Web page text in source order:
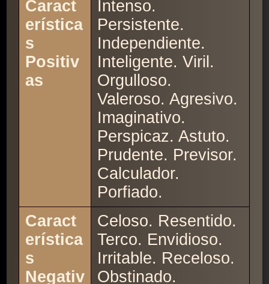
Caract
erística
s
Positiv
as
Intenso.
Persistente.
Independiente.
Inteligente. Viril.
Orgulloso.
Valeroso. Agresivo.
Imaginativo.
Perspicaz. Astuto.
Prudente. Previsor.
Calculador.
Porfiado.
Caract
erística
s
Negativ
Celoso. Resentido.
Terco. Envidioso.
Irritable. Receloso.
Obstinado.